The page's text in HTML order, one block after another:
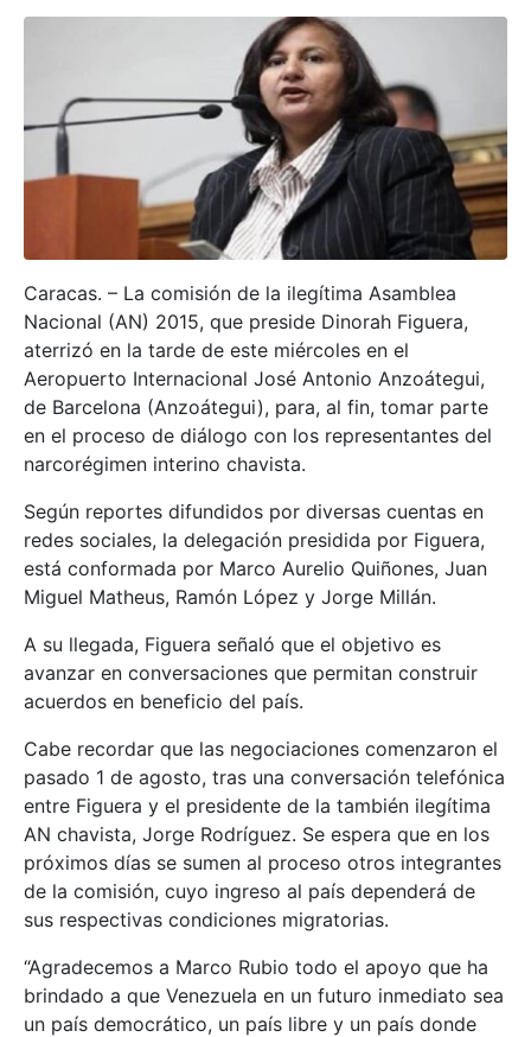
Caracas. – La comisión de la ilegítima Asamblea
Nacional (AN) 2015, que preside Dinorah Figuera,
aterrizó en la tarde de este miércoles en el
Aeropuerto Internacional José Antonio Anzoátegui,
de Barcelona (Anzoátegui), para, al fin, tomar parte
en el proceso de diálogo con los representantes del
narcorégimen interino chavista.
Según reportes difundidos por diversas cuentas en
redes sociales, la delegación presidida por Figuera,
está conformada por Marco Aurelio Quiñones, Juan
Miguel Matheus, Ramón López y Jorge Millán.
A su llegada, Figuera señaló que el objetivo es
avanzar en conversaciones que permitan construir
acuerdos en beneficio del país.
Cabe recordar que las negociaciones comenzaron el
pasado 1 de agosto, tras una conversación telefónica
entre Figuera y el presidente de la también ilegítima
AN chavista, Jorge Rodríguez. Se espera que en los
próximos días se sumen al proceso otros integrantes
de la comisión, cuyo ingreso al país dependerá de
sus respectivas condiciones migratorias.
“Agradecemos a Marco Rubio todo el apoyo que ha
brindado a que Venezuela en un futuro inmediato sea
un país democrático, un país libre y un país donde